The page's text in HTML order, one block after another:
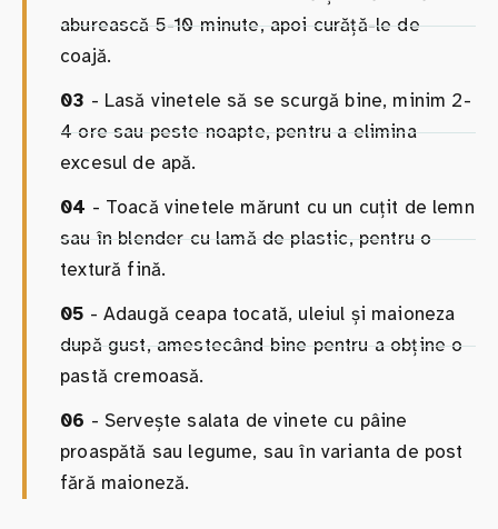
aburească 5-10 minute, apoi curăță-le de
coajă.
03 - Lasă vinetele să se scurgă bine, minim 2-
4 ore sau peste noapte, pentru a elimina
excesul de apă.
04 - Toacă vinetele mărunt cu un cuțit de lemn
sau în blender cu lamă de plastic, pentru o
textură fină.
05 - Adaugă ceapa tocată, uleiul și maioneza
după gust, amestecând bine pentru a obține o
pastă cremoasă.
06 - Servește salata de vinete cu pâine
proaspătă sau legume, sau în varianta de post
fără maioneză.